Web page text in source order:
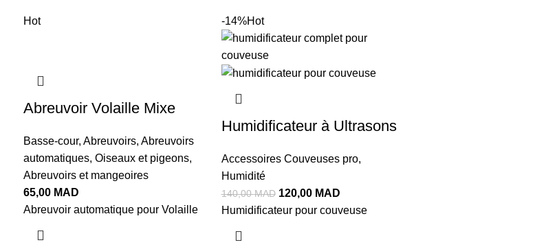
Hot
Abreuvoir Volaille Mixe
Basse-cour, Abreuvoirs, Abreuvoirs
automatiques, Oiseaux et pigeons,
Abreuvoirs et mangeoires
65,00 MAD
Abreuvoir automatique pour Volaille
-14%Hot
Humidificateur à Ultrasons
Accessoires Couveuses pro,
Humidité
140,00MAD 120,00 MAD
Humidificateur pour couveuse